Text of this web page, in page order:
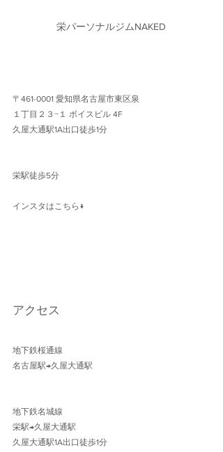
栄パーソナルジムNAKED
〒461-0001 愛知県名古屋市東区泉
１丁目２３−１ ボイスビル 4F
久屋大通駅1A出口徒歩1分
栄駅徒歩5分
インスタはこちら↓
アクセス
地下鉄桜通線
名古屋駅→久屋大通駅
地下鉄名城線
栄駅→久屋大通駅
久屋大通駅1A出口徒歩1分